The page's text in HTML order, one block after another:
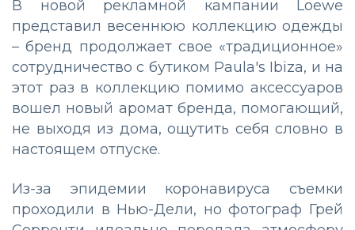
В новой рекламной кампании Loewe
представил весеннюю коллекцию одежды
– бренд продолжает свое «традиционное»
сотрудничество с бутиком Paula's Ibiza, и на
этот раз в коллекцию помимо аксессуаров
вошел новый аромат бренда, помогающий,
не выходя из дома, ощутить себя словно в
настоящем отпуске.
Из-за эпидемии коронавируса съемки
проходили в Нью-Дели, но фотограф Грей